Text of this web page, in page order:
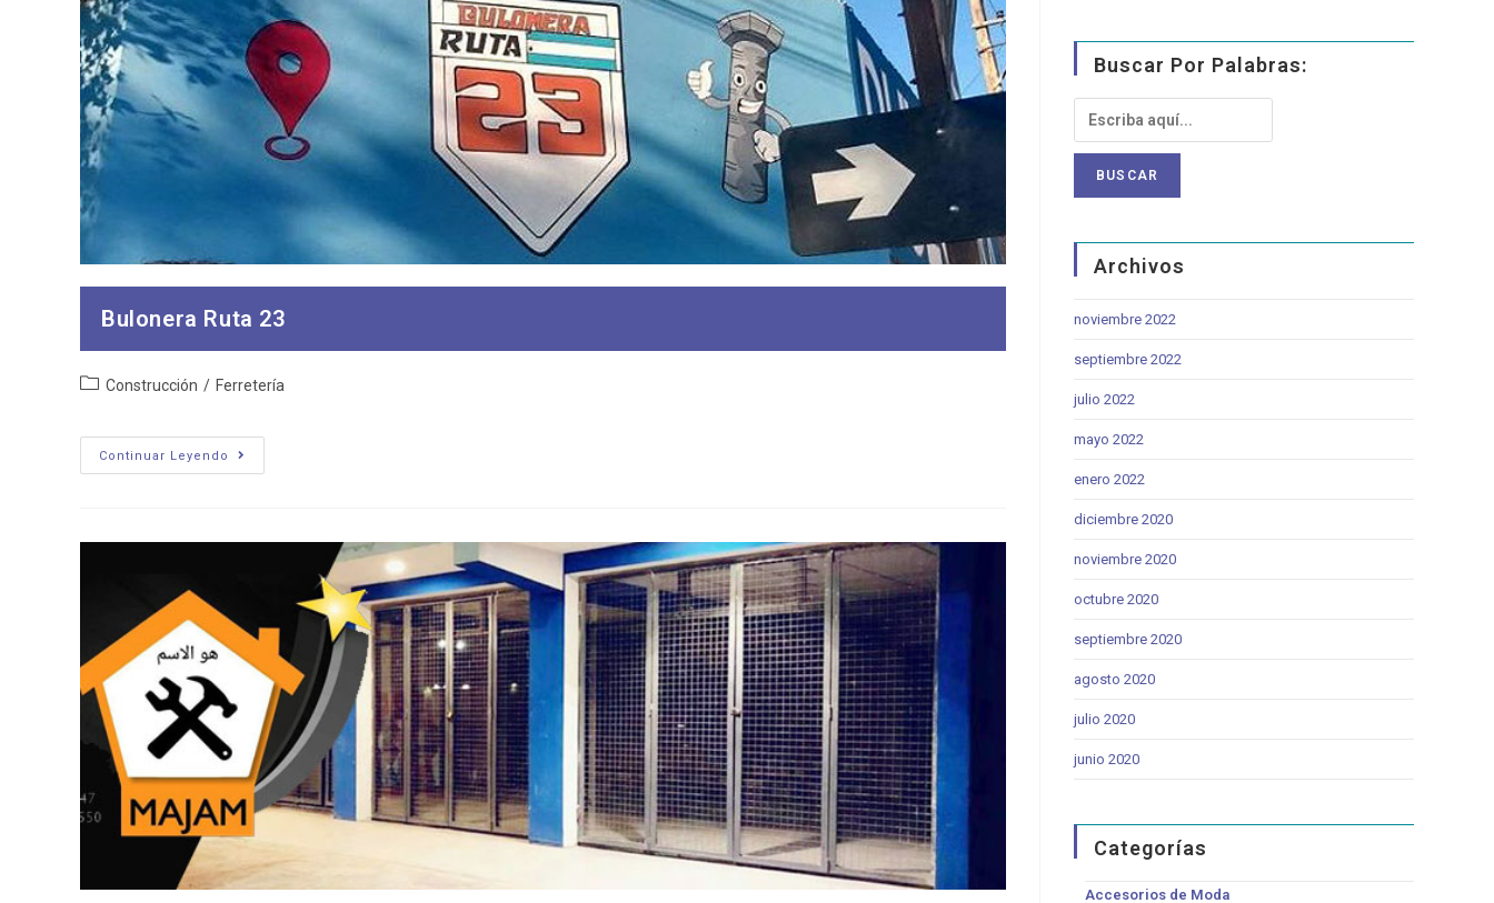
Bulonera Ruta 23
Categoría
entrada:
Construcción / Ferretería
Continuar Leyendo
Bulonera
Ruta
Buscar Por Palabras:
Archivos
noviembre 2022
septiembre 2022
julio 2022
mayo 2022
enero 2022
diciembre 2020
noviembre 2020
octubre 2020
septiembre 2020
agosto 2020
julio 2020
junio 2020
Categorías
Accesorios de Moda